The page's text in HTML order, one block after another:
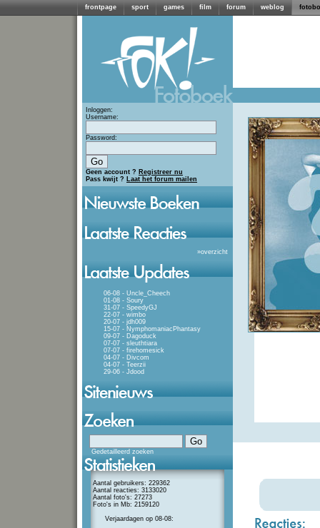
frontpage sport games film forum weblog
Inloggen:
Username:
Password:
Geen account ? Registreer nu
Pass kwijt ? Laat het forum mailen
»overzicht
06-08 - Uncle_Cheech
01-08 - Soury
31-07 - SpeedyGJ
22-07 - wimbo
20-07 - jdh009
15-07 - NymphomaniacPhantasy
09-07 - Dagoduck
07-07 - sleuthtiara
07-07 - firehomesick
04-07 - Divcom
04-07 - Teerzii
29-06 - Jdood
Gedetailleerd zoeken
Aantal gebruikers: 229362
Aantal reacties: 3133020
Aantal foto's: 27273
Foto's in Mb: 2159120
Verjaardagen op 08-08: